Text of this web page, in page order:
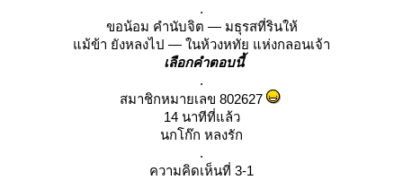
.
ขอน้อม คำนับจิต — มธุรสที่รินให้
ม้ข้า ยังหลงไป — ในห้วงหทัย แห่งกลอนเจ้า
เลือกคำตอบนี้
.
สมาชิกหมายเลข 802627
14 นาทีที่แล้ว
นกโก๊ก หลงรัก
.
ความคิดเห็นที่ 3-1